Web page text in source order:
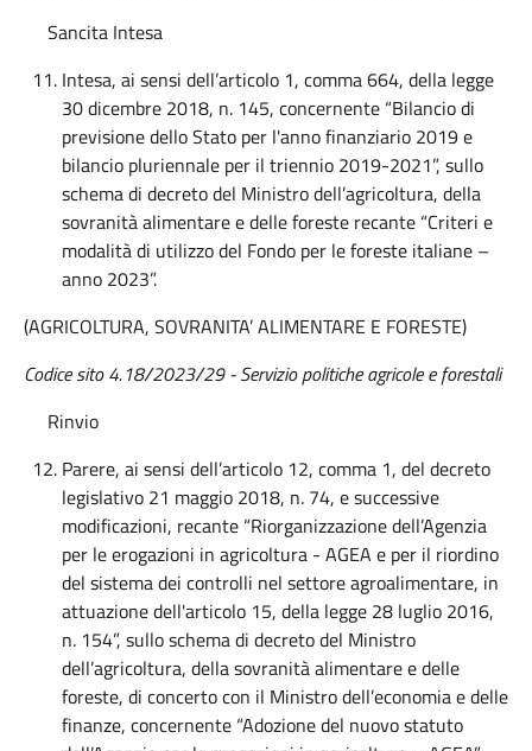
Sancita Intesa
Intesa, ai sensi dell’articolo 1, comma 664, della legge
30 dicembre 2018, n. 145, concernente “Bilancio di
previsione dello Stato per l'anno finanziario 2019 e
bilancio pluriennale per il triennio 2019-2021”, sullo
schema di decreto del Ministro dell’agricoltura, della
sovranità alimentare e delle foreste recante “Criteri e
modalità di utilizzo del Fondo per le foreste italiane –
anno 2023”.
(AGRICOLTURA, SOVRANITA’ ALIMENTARE E FORESTE)
Codice sito 4.18/2023/29 - Servizio politiche agricole e forestali
Rinvio
Parere, ai sensi dell’articolo 12, comma 1, del decreto
legislativo 21 maggio 2018, n. 74, e successive
modificazioni, recante “Riorganizzazione dell’Agenzia
per le erogazioni in agricoltura - AGEA e per il riordino
del sistema dei controlli nel settore agroalimentare, in
attuazione dell'articolo 15, della legge 28 luglio 2016,
n. 154”, sullo schema di decreto del Ministro
dell’agricoltura, della sovranità alimentare e delle
foreste, di concerto con il Ministro dell’economia e delle
finanze, concernente “Adozione del nuovo statuto